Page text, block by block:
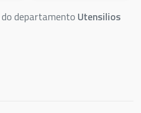
departamentoUtensilios